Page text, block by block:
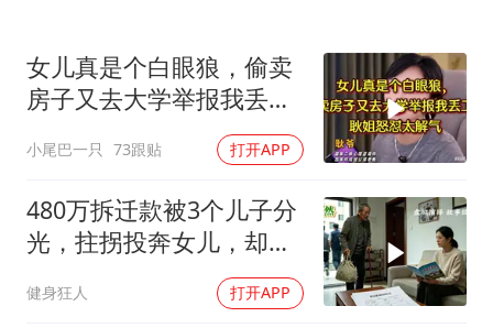
汕头市政府被约谈
南太行山失联女孩最后信号不在山林
总书记关心百姓身边这些民生大事
女儿真是个白眼狼，偷卖
房子又去大学举报我丢工
小尾巴一只 73跟贴 打开APP
480万拆迁款被3个儿子分
光，拄拐投奔女儿，却被
健身狂人 打开APP